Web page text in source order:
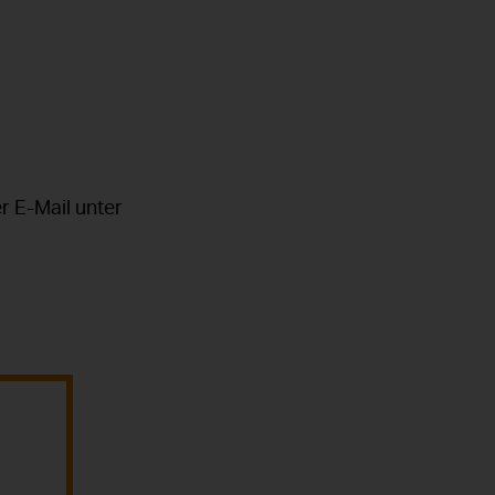
E-Mail unter